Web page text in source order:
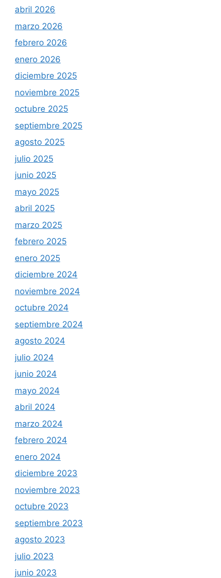
abril 2026
marzo 2026
febrero 2026
enero 2026
diciembre 2025
noviembre 2025
octubre 2025
septiembre 2025
agosto 2025
julio 2025
junio 2025
mayo 2025
abril 2025
marzo 2025
febrero 2025
enero 2025
diciembre 2024
noviembre 2024
octubre 2024
septiembre 2024
agosto 2024
julio 2024
junio 2024
mayo 2024
abril 2024
marzo 2024
febrero 2024
enero 2024
diciembre 2023
noviembre 2023
octubre 2023
septiembre 2023
agosto 2023
julio 2023
junio 2023